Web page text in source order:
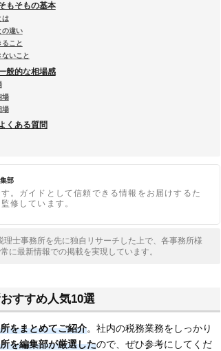
もそもの基本
は
の違い
こと
いこと
般的な相場感
場
場
くある質問
部
。ガイドとして信頼できる情報をお届けするた
修しています。
士事務所を先に独自リサーチした上で、各事務所様
に最新情報での掲載を実現しています。
すすめ人気10選
をまとめてご紹介。社内の税務業務をしっかり
を編集部が厳選したので、ぜひ参考にしてくだ